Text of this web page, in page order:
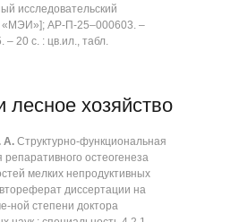
исследовательский
«МЭИ»]; АР-П-25‒000603. ‒
‒ 20 с. : цв.ил., табл.
лесное хозяйство
А. Структурно-функциональная
остеогенеза
мелких непродуктивных
диссертации на
ной степени доктора